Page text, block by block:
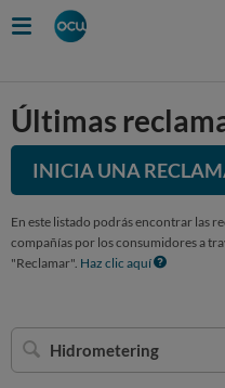
Últimas
INICIA UNA
En este listado podrás encontrar las
compañías por los consumidores a
"Reclamar". Haz clic aquí
Buscar
una